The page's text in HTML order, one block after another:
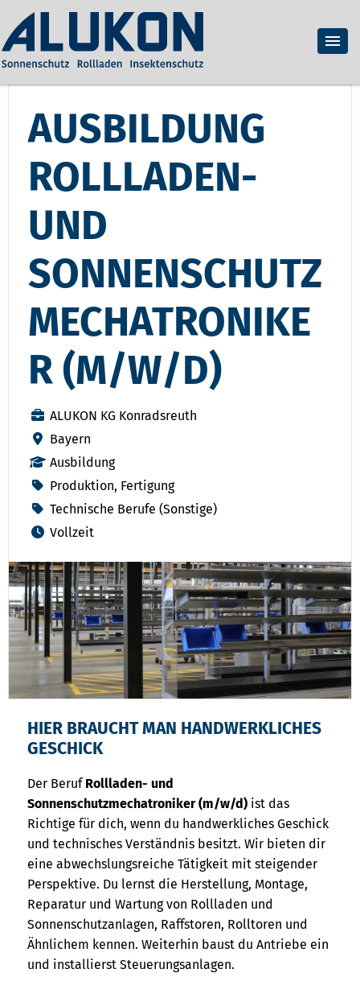
AUSBILDUNG
ROLLLADEN-
UND
SONNENSCHUTZ
MECHATRONIKE
R (M/W/D)
ALUKON KG Konradsreuth
Bayern
Ausbildung
Produktion, Fertigung
Technische Berufe (Sonstige)
Vollzeit
HIER BRAUCHT MAN HANDWERKLICHES
GESCHICK
Der Beruf Rollladen- und
Sonnenschutzmechatroniker (m/w/d) ist das
Richtige für dich, wenn du handwerkliches Geschick
und technisches Verständnis besitzt. Wir bieten dir
eine abwechslungsreiche Tätigkeit mit steigender
Perspektive. Du lernst die Herstellung, Montage,
Reparatur und Wartung von Rollladen und
Sonnenschutzanlagen, Raffstoren, Rolltoren und
Ähnlichem kennen. Weiterhin baust du Antriebe ein
und installierst Steuerungsanlagen.